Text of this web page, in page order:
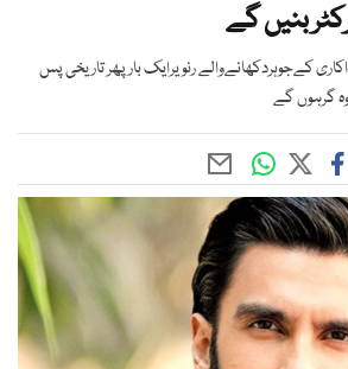
بنیں گے
کےجوہردکھانےوالے رنویرایک بار پھر تاریخی پس
گرہوں گے